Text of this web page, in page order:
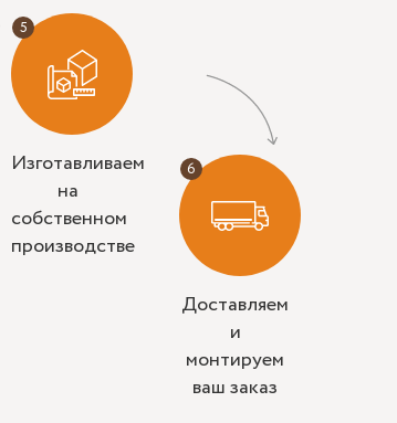
Изготавливаем
на
собственном
производстве
Доставляем
и
монтируем
ваш заказ